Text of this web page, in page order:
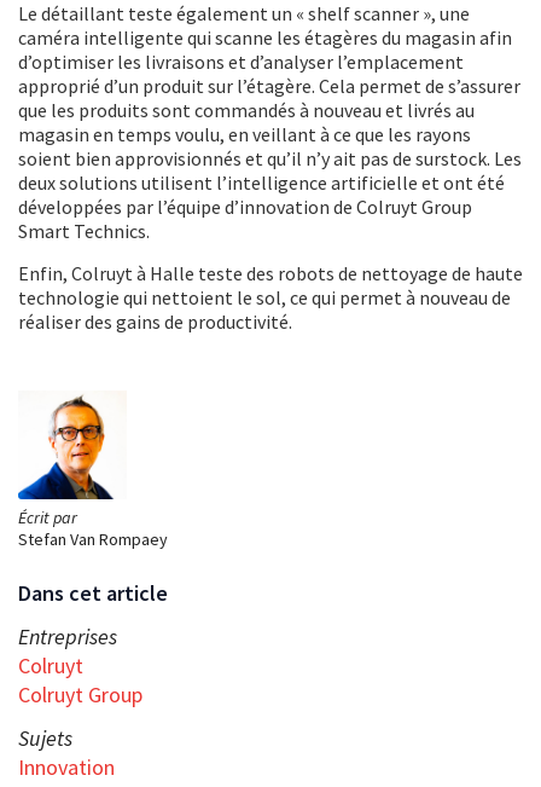
Écrit par
Stefan Van Rompaey
Dans cet article
Entreprises
Colruyt
Colruyt Group
Sujets
Innovation
Le détaillant teste également un « shelf scanner », une
caméra intelligente qui scanne les étagères du magasin afin
d’optimiser les livraisons et d’analyser l’emplacement
approprié d’un produit sur l’étagère. Cela permet de s’assurer
que les produits sont commandés à nouveau et livrés au
magasin en temps voulu, en veillant à ce que les rayons
soient bien approvisionnés et qu’il n’y ait pas de surstock. Les
deux solutions utilisent l’intelligence artificielle et ont été
développées par l’équipe d’innovation de Colruyt Group
Smart Technics.
Enfin, Colruyt à Halle teste des robots de nettoyage de haute
technologie qui nettoient le sol, ce qui permet à nouveau de
réaliser des gains de productivité.